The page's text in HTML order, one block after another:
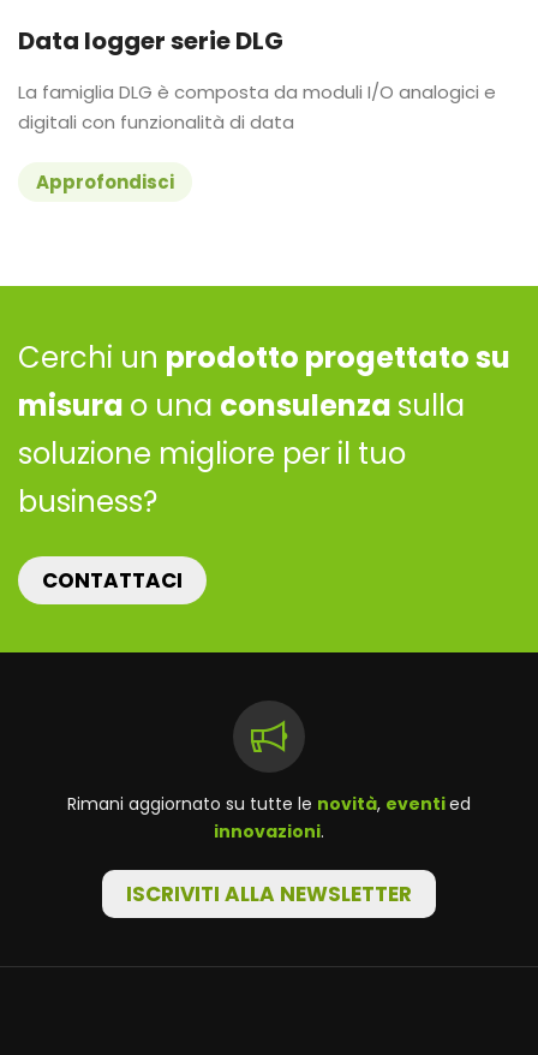
Data logger serie DLG
La famiglia DLG è composta da moduli I/O analogici e
digitali con funzionalità di data
Approfondisci
Cerchi un prodotto progettato su
misura o una consulenza sulla
soluzione migliore per il tuo
business?
CONTATTACI
Rimani aggiornato su tutte le novità, eventied
innovazioni.
ISCRIVITI ALLA NEWSLETTER